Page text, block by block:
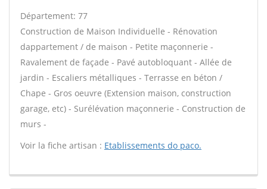
Département: 77
Construction de Maison Individuelle - Rénovation
dappartement / de maison - Petite maçonnerie -
Ravalement de façade - Pavé autobloquant - Allée de
jardin - Escaliers métalliques - Terrasse en béton /
Chape - Gros oeuvre (Extension maison, construction
garage, etc) - Surélévation maçonnerie - Construction de
murs -
Voir la fiche artisan : Etablissements do paco.